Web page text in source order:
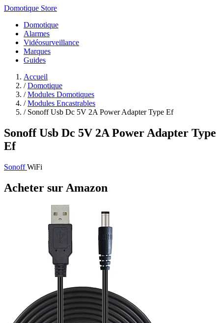
Domotique Store
Domotique
Alarmes
Vidéosurveillance
Marques
Guides
Accueil
/ Domotique
/ Modules Domotiques
/ Modules Encastrables
/ Sonoff Usb Dc 5V 2A Power Adapter Type Ef
Sonoff Usb Dc 5V 2A Power Adapter Type
Ef
SonoffWiFi
Acheter sur Amazon